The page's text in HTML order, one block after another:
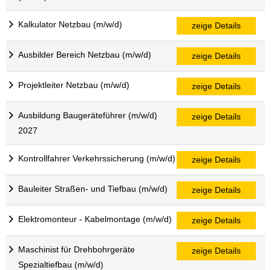
Kalkulator Netzbau (m/w/d) zeige Details
Ausbilder Bereich Netzbau (m/w/d) zeige Details
Projektleiter Netzbau (m/w/d) zeige Details
Ausbildung Baugeräteführer (m/w/d)
2027
zeige Details
Kontrollfahrer Verkehrssicherung (m/w/d) zeige Details
Bauleiter Straßen- und Tiefbau (m/w/d) zeige Details
Elektromonteur - Kabelmontage (m/w/d) zeige Details
Maschinist für Drehbohrgeräte
Spezialtiefbau (m/w/d)
zeige Details